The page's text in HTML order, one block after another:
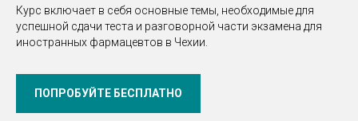
Курс включает в себя основные темы, необходимые для
успешной сдачи теста и разговорной части экзамена для
иностранных фармацевтов в Чехии.
ПОПРОБУЙТЕ БЕСПЛАТНО